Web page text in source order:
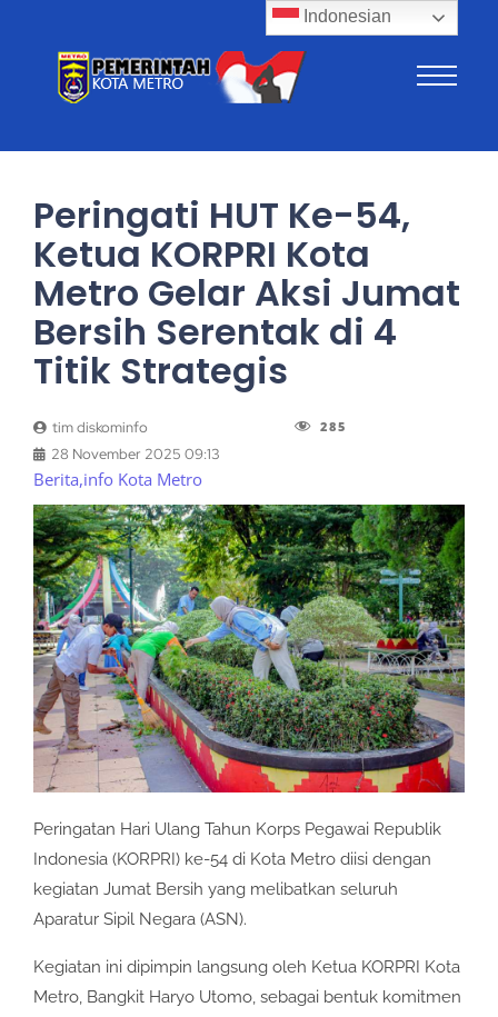
Peringati HUT Ke-54,
Ketua KORPRI Kota
Metro Gelar Aksi Jumat
Bersih Serentak di 4
Titik Strategis
tim diskominfo
28 November 2025 09:13
Berita,info Kota Metro
285
Peringatan Hari Ulang Tahun Korps Pegawai Republik
Indonesia (KORPRI) ke-54 di Kota Metro diisi dengan
kegiatan Jumat Bersih yang melibatkan seluruh
Aparatur Sipil Negara (ASN).
Kegiatan ini dipimpin langsung oleh Ketua KORPRI Kota
Metro, Bangkit Haryo Utomo, sebagai bentuk komitmen
Indonesian